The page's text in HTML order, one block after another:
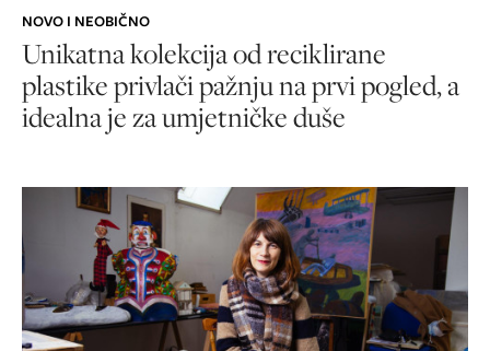
NOVO I NEOBIČNO
Unikatna kolekcija od reciklirane
plastike privlači pažnju na prvi pogled, a
idealna je za umjetničke duše